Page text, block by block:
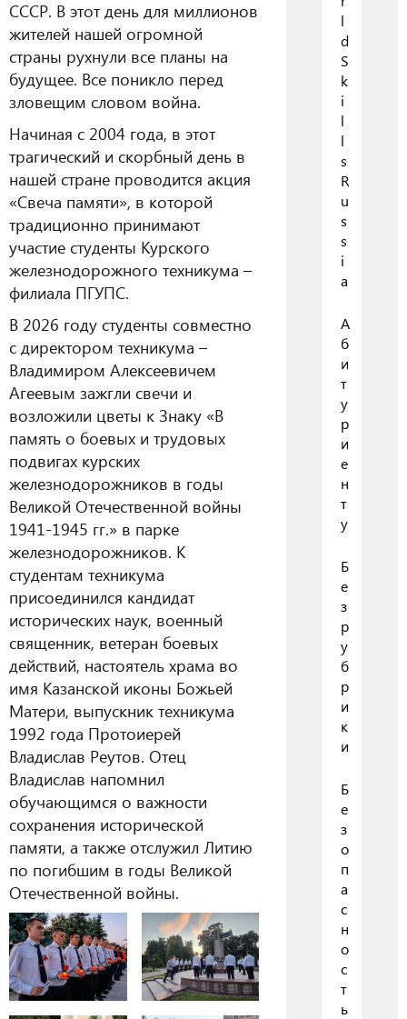
СССР. В этот день для миллионов
жителей нашей огромной
страны рухнули все планы на
будущее. Все поникло перед
зловещим словом война.
Начиная с 2004 года, в этот
трагический и скорбный день в
нашей стране проводится акция
«Свеча памяти», в которой
традиционно принимают
участие студенты Курского
железнодорожного техникума –
филиала ПГУПС.
В 2026 году студенты совместно
с директором техникума –
Владимиром Алексеевичем
Агеевым зажгли свечи и
возложили цветы к Знаку «В
память о боевых и трудовых
подвигах курских
железнодорожников в годы
Великой Отечественной войны
1941-1945 гг.» в парке
железнодорожников. К
студентам техникума
присоединился кандидат
исторических наук, военный
священник, ветеран боевых
действий, настоятель храма во
имя Казанской иконы Божьей
Матери, выпускник техникума
1992 года Протоиерей
Владислав Реутов. Отец
Владислав напомнил
обучающимся о важности
сохранения исторической
памяти, а также отслужил Литию
по погибшим в годы Великой
Отечественной войны.
l
d
S
k
i
l
l
s
R
u
s
s
i
a
А
б
и
т
у
р
и
е
н
т
у
Б
е
з
р
у
б
р
и
к
и
Б
е
з
о
п
а
с
н
о
с
т
ь